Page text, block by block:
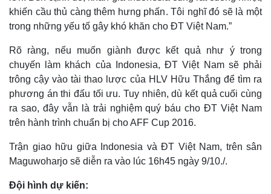
khiến cầu thủ càng thêm hưng phấn. Tôi nghĩ đó sẽ là một
trong những yếu tố gây khó khăn cho ĐT Việt Nam.”
Rõ ràng, nếu muốn giành được kết quả như ý trong
chuyến làm khách của Indonesia, ĐT Việt Nam sẽ phải
trông cậy vào tài thao lược của HLV Hữu Thắng để tìm ra
phương án thi đấu tối ưu. Tuy nhiên, dù kết quả cuối cùng
ra sao, đây vẫn là trải nghiệm quý báu cho ĐT Việt Nam
trên hành trình chuẩn bị cho AFF Cup 2016.
Trận giao hữu giữa Indonesia và ĐT Việt Nam, trên sân
Maguwoharjo sẽ diễn ra vào lúc 16h45 ngày 9/10./.
Đội hình dự kiến: